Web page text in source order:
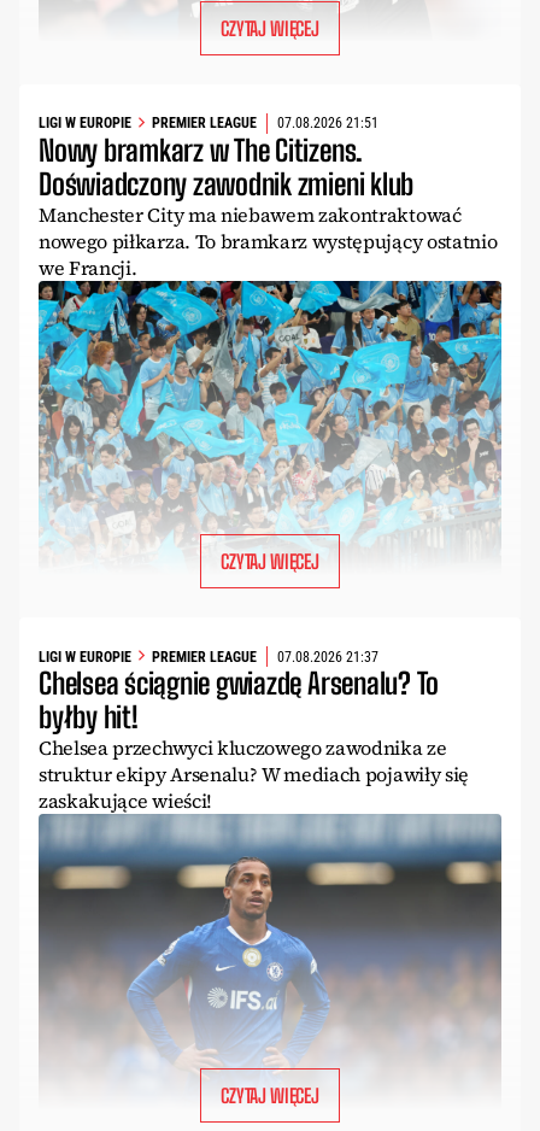
CZYTAJ WIĘCEJ
LIGI W EUROPIE PREMIER LEAGUE 07.08.2026 21:51
Nowy bramkarz w The Citizens.
Doświadczony zawodnik zmieni klub
Manchester City ma niebawem zakontraktować
nowego piłkarza. To bramkarz występujący ostatnio
we Francji.
CZYTAJ WIĘCEJ
LIGI W EUROPIE PREMIER LEAGUE 07.08.2026 21:37
Chelsea ściągnie gwiazdę Arsenalu? To
byłby hit!
Chelsea przechwyci kluczowego zawodnika ze
struktur ekipy Arsenalu? W mediach pojawiły się
zaskakujące wieści!
CZYTAJ WIĘCEJ